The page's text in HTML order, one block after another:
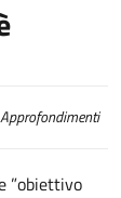
”obiettivo